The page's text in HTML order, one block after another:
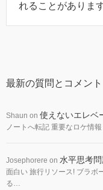
れることがありま
最新の質問とコメント
Shaun on 使えないエレ
ノートへ転記 重要なロケ情
Josephorere on 水平思考
面白い 旅行リソース! ブラボ
る…